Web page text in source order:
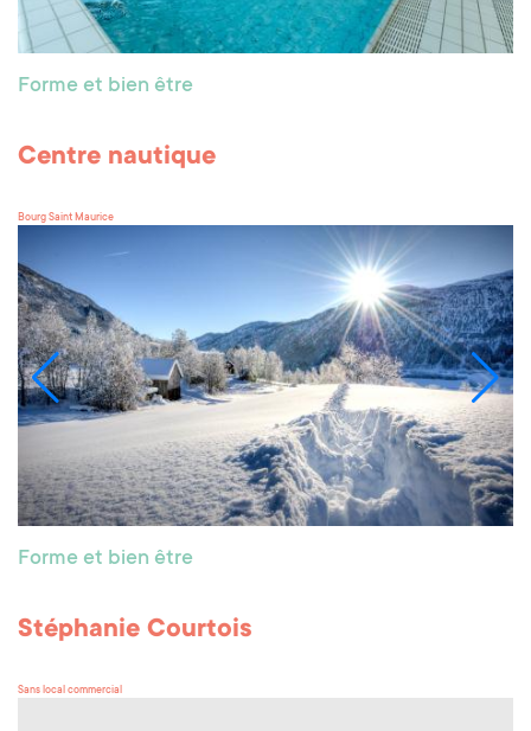
Forme et bien être
Centre nautique
Bourg Saint Maurice
Forme et bien être
Stéphanie Courtois
Sans local commercial